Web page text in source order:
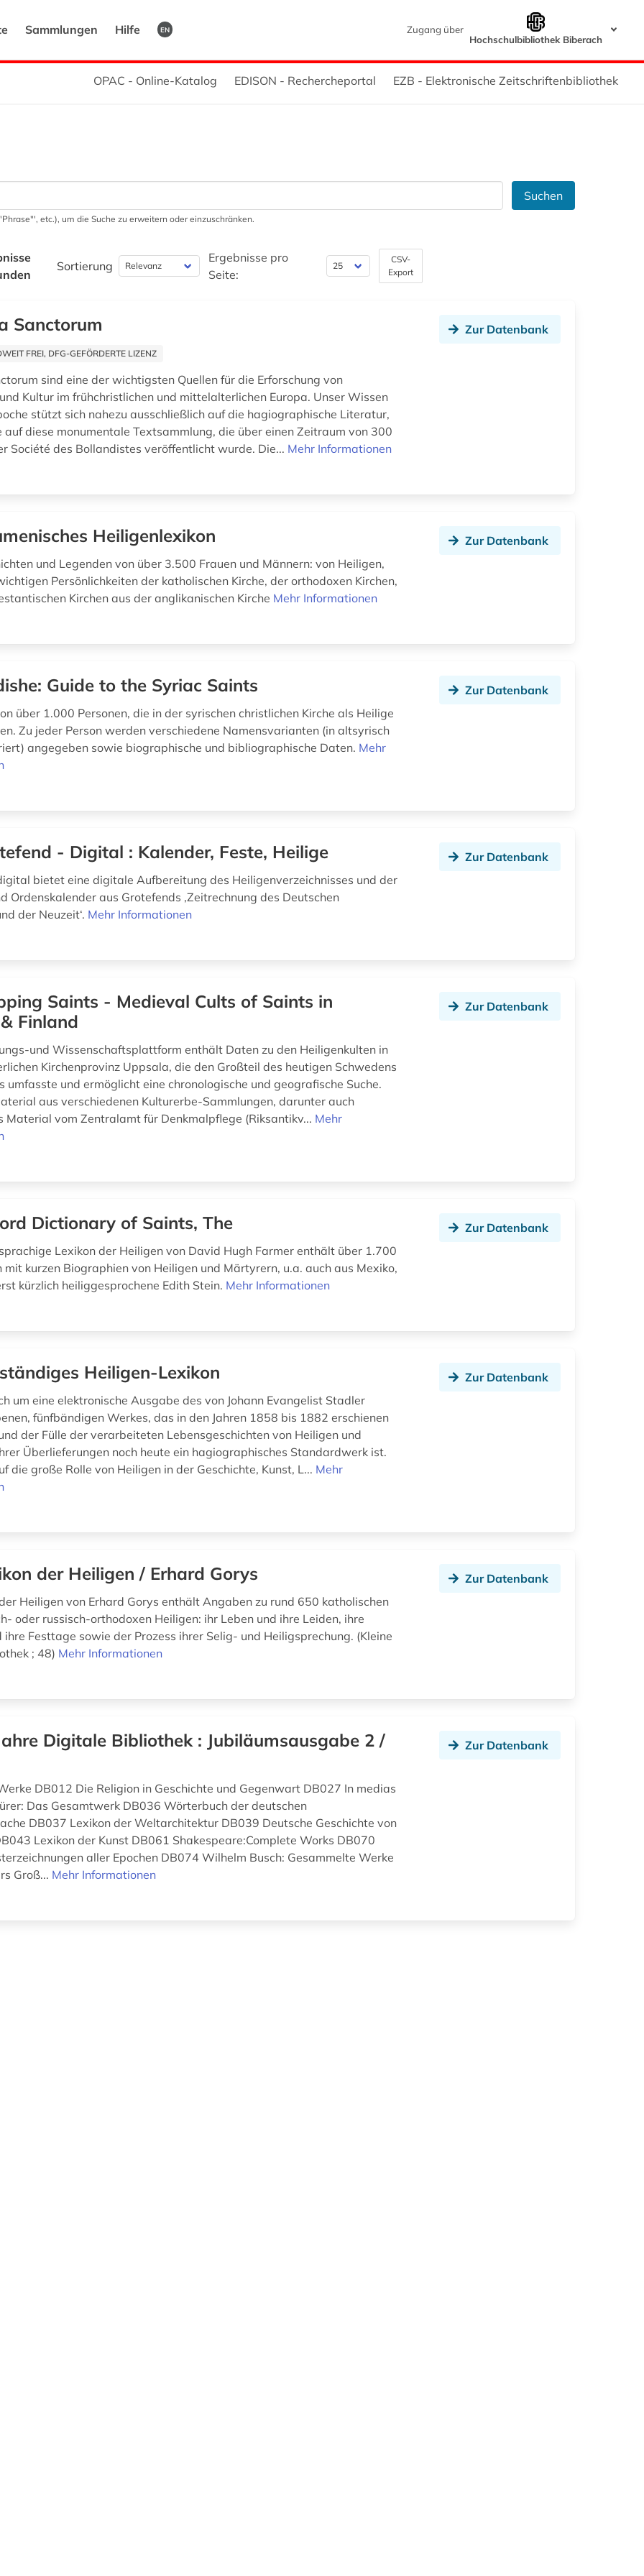
Sammlungen Hilfe EN
Zugang über
Hochschulbibliothek Biberach
OPAC - Online-Katalog EDISON - Rechercheportal EZB - Elektronische Zeitschriftenbibliothek
Suchen
etc.), um die Suche zu erweitern oder einzuschränken.
Sortierung
Ergebnisse pro
Seite:
CSV-
Export
Sanctorum
FREI, DFG-GEFÖRDERTE LIZENZ
sind eine der wichtigsten Quellen für die Erforschung von
Kultur im frühchristlichen und mittelalterlichen Europa. Unser Wissen
stützt sich nahezu ausschließlich auf die hagiographische Literatur,
auf diese monumentale Textsammlung, die über einen Zeitraum von 300
Société des Bollandistes veröffentlicht wurde. Die... Mehr Informationen
Zur Datenbank
Heiligenlexikon
und Legenden von über 3.500 Frauen und Männern: von Heiligen,
Persönlichkeiten der katholischen Kirche, der orthodoxen Kirchen,
Kirchen aus der anglikanischen Kirche Mehr Informationen
Zur Datenbank
Guide to the Syriac Saints
über 1.000 Personen, die in der syrischen christlichen Kirche als Heilige
Zu jeder Person werden verschiedene Namensvarianten (in altsyrisch
angegeben sowie biographische und bibliographische Daten. Mehr
Zur Datenbank
- Digital : Kalender, Feste, Heilige
bietet eine digitale Aufbereitung des Heiligenverzeichnisses und der
Ordenskalender aus Grotefends ‚Zeitrechnung des Deutschen
der Neuzeit‘. Mehr Informationen
Zur Datenbank
Saints - Medieval Cults of Saints in
Finland
und Wissenschaftsplattform enthält Daten zu den Heiligenkulten in
Kirchenprovinz Uppsala, die den Großteil des heutigen Schwedens
umfasste und ermöglicht eine chronologische und geografische Suche.
aus verschiedenen Kulturerbe-Sammlungen, darunter auch
Material vom Zentralamt für Denkmalpflege (Riksantikv... Mehr
Zur Datenbank
Dictionary of Saints, The
Lexikon der Heiligen von David Hugh Farmer enthält über 1.700
mit kurzen Biographien von Heiligen und Märtyrern, u.a. auch aus Mexiko,
kürzlich heiliggesprochene Edith Stein. Mehr Informationen
Zur Datenbank
Heiligen-Lexikon
um eine elektronische Ausgabe des von Johann Evangelist Stadler
fünfbändigen Werkes, das in den Jahren 1858 bis 1882 erschienen
der Fülle der verarbeiteten Lebensgeschichten von Heiligen und
Überlieferungen noch heute ein hagiographisches Standardwerk ist.
die große Rolle von Heiligen in der Geschichte, Kunst, L... Mehr
Zur Datenbank
der Heiligen / Erhard Gorys
Heiligen von Erhard Gorys enthält Angaben zu rund 650 katholischen
oder russisch-orthodoxen Heiligen: ihr Leben und ihre Leiden, ihre
Festtage sowie der Prozess ihrer Selig- und Heiligsprechung. (Kleine
; 48) Mehr Informationen
Zur Datenbank
Digitale Bibliothek : Jubiläumsausgabe 2 /
DB012 Die Religion in Geschichte und Gegenwart DB027 In medias
Das Gesamtwerk DB036 Wörterbuch der deutschen
DB037 Lexikon der Weltarchitektur DB039 Deutsche Geschichte von
Lexikon der Kunst DB061 Shakespeare:Complete Works DB070
aller Epochen DB074 Wilhelm Busch: Gesammelte Werke
Groß... Mehr Informationen
Zur Datenbank